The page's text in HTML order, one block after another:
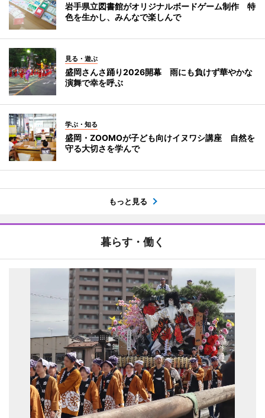
岩手県立図書館がオリジナルボードゲーム制作 特
色を生かし、みんなで楽しんで
見る・遊ぶ
盛岡さんさ踊り2026開幕 雨にも負けず華やかな
演舞で幸を呼ぶ
学ぶ・知る
盛岡・ZOOMOが子ども向けイヌワシ講座 自然を
守る大切さを学んで
もっと見る
暮らす・働く